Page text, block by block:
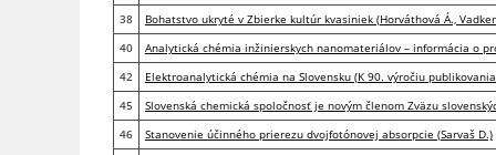
38
Bohatstvo ukryté v Zbierke kultúr kvasiniek (Horváthová Á.,
40
Analytická chémia inžinierskych nanomateriálov – informácia o
42
Elektroanalytická chémia na Slovensku (K 90. výročiu
45
Slovenská chemická spoločnosť je novým členom Zväzu
46
Stanovenie účinného prierezu dvojfotónovej absorpcie (Sarvaš D.)